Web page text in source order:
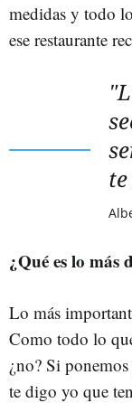
medidas y todo
ese restaurante
¿Qué es lo más
Lo más
Como todo lo
¿no? Si
te digo yo que